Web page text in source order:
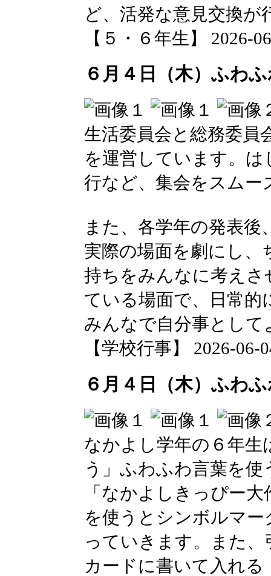
ど、活発な意見交換が
【５・６年生】 2026-
６月４日（木）ふわ
生活委員会と総務委員
を運営しています。
行など、集会をスム
また、各学年の発表
実際の場面を劇にし、
持ちをみんなに考え
ている場面で、日常的
みんなで自分事とし
【学校行事】 2026-06-
６月４日（木）ふわ
なかよし学年の６年生
う」ふわふわ言葉を
「なかよしきっぴー
を使うとシンボルマ
っていきます。また
カードに書いて入れ